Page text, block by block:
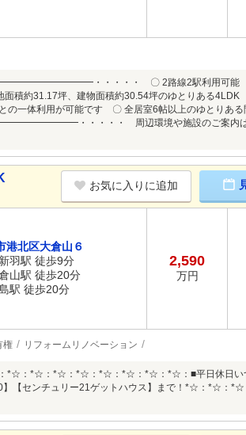
・・・・・ 〇 2路線2駅利用可能 〇
積約31.17坪、建物面積約30.54坪のゆとりある
の一体利用が可能です 〇 全居室6帖以上のゆとりあ
・・・・・ 周辺環境や施設のご案内はもち
お気に入りに追加
港北区大倉山６
羽駅 徒歩9分
山駅 徒歩20分
駅 徒歩20分
2,590
万円
権 リフォームリノベーション
*☆：*☆：*☆：*☆：*☆：*☆：*☆：■平日休日いつで
】【センチュリー21ゲットハウス】まで！*☆：